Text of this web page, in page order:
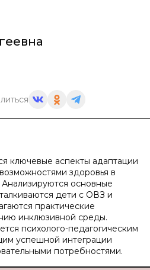
ключевые аспекты адаптации
здоровья в
основные
дети с ОВЗ и
практические
инклюзивной среды.
психолого-педагогическим
успешной интеграции
потребностями.